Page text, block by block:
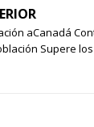
aCanadá
Supere